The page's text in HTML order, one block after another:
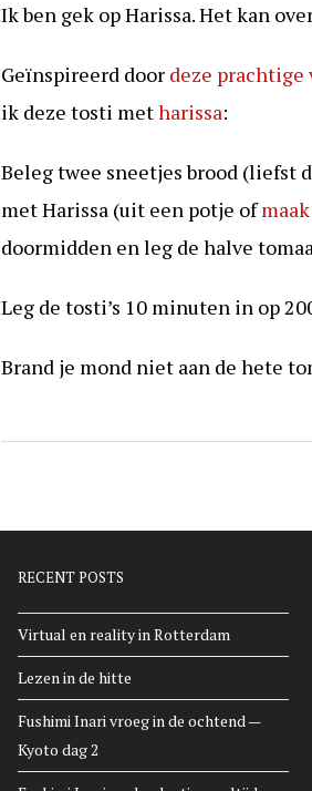
Ik ben gek op Harissa. Het kan
Geïnspireerd door deze prachtige
ik deze tosti metharissa:
Beleg twee sneetjes brood (liefst
met Harissa (uit een potje of
doormidden en leg de halve
Leg de tosti’s 10 minuten in op
Brand je mond niet aan de hete
RECENT POSTS
Virtual en reality in Rotterdam
Lezen in de hitte
Fushimi Inari vroeg in de ochtend —
Kyoto dag 2